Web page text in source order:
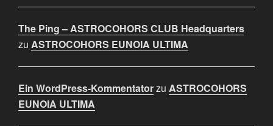
The Ping – ASTROCOHORS CLUB Headquarters
zu ASTROCOHORS EUNOIA ULTIMA
Ein WordPress-Kommentatorzu ASTROCOHORS
EUNOIA ULTIMA